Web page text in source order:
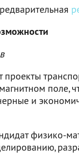
проекты
поле,
и
физико-